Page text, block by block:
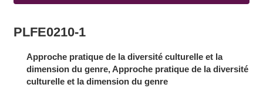
PLFE0210-1
Approche pratique de la diversité culturelle et la
dimension du genre, Approche pratique de la diversité
culturelle et la dimension du genre